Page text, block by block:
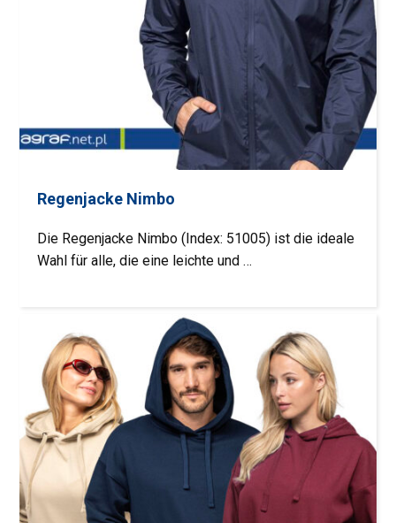
Regenjacke Nimbo
Die Regenjacke Nimbo (Index: 51005) ist die ideale
Wahl für alle, die eine leichte und …